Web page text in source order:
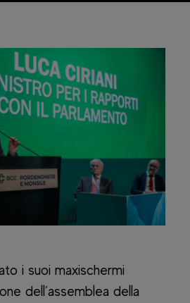
i suoi maxischermi
dell’assemblea della